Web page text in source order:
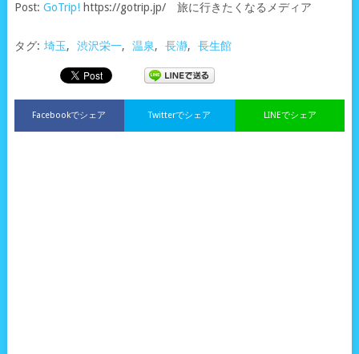
Post: GoTrip!https://gotrip.jp/ 旅に行きたくなるメディア
タグ: 埼玉, 渋沢栄一, 温泉, 長瀞, 長生館
Facebookでシェア LINEでシェア
Twitterでシェア